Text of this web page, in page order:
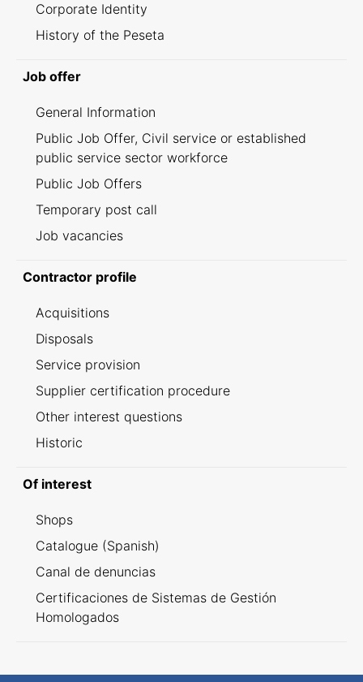
Corporate Identity
History of the Peseta
Job offer
General Information
Public Job Offer, Civil service or established
public service sector workforce
Public Job Offers
Temporary post call
Job vacancies
Contractor profile
Acquisitions
Disposals
Service provision
Supplier certification procedure
Other interest questions
Historic
Of interest
Shops
Catalogue (Spanish)
Canal de denuncias
Certificaciones de Sistemas de Gestión
Homologados